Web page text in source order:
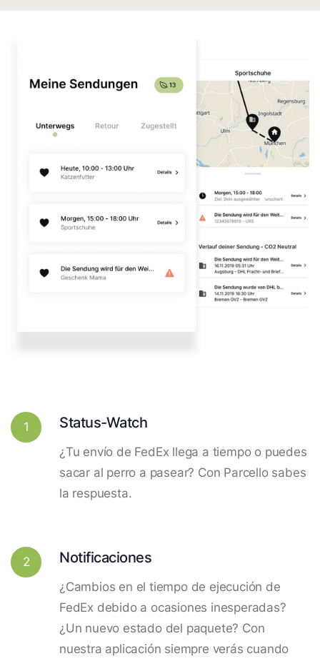
1 Status-Watch
¿Tu envío de FedEx llega a tiempo o puedes
sacar al perro a pasear? Con Parcello sabes
la respuesta.
2 Notificaciones
¿Cambios en el tiempo de ejecución de
FedEx debido a ocasiones inesperadas?
¿Un nuevo estado del paquete? Con
nuestra aplicación siempre verás cuando